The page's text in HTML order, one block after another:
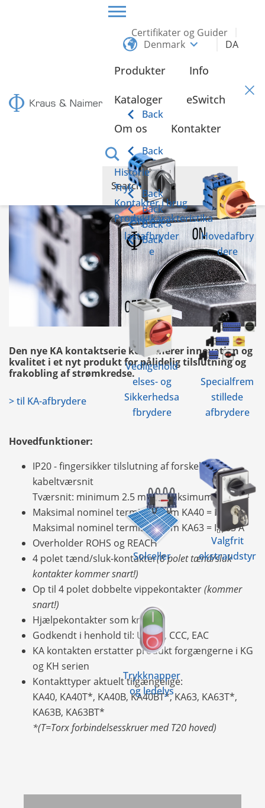
Certifikater og Guider
Denmark
DA
Produkter
Back
Styre- og
lastafbryder
e
Hovedafbry
dere
Vedligehold
elses- og
Sikkerhedsa
fbrydere
Specialfrem
stillede
afbrydere
Solceller
Valgfrit
ekstraudstyr
Trykknapper
og ledelys
Info
Kataloger eSwitch
Om os
Back
Historie
Back
Tryk
Back
Kontakter i brug
Back
Produktkarakteristika
Back
Kontakter
KA kontakten kombinerer fordelene og
Den nye KA kontaktserie kombinerer innovation og
kvalitet i et nyt produkt for pålidelig tilslutning og
frakobling af strømkredse.
> til KA-afbrydere
Hovedfunktioner:
IP20 - fingersikker tilslutning af forskellige
kabeltværsnit
Tværsnit: minimum 2.5 mm², maksimum 25 mm²
Maksimal nominel termisk strøm KA40 = Ith
40 A
Maksimal nominel termisk strøm KA63 = Ith63 A
Overholder ROHS og REACH
4 polet tænd/sluk-kontakter(8 polet tænd/sluk
kontakter kommer snart!)
Op til 4 polet dobbelte vippekontakter(kommer
snart!)
Hjælpekontakter som krævet
Godkendt i henhold til: UL, CE, CCC, EAC
KA kontakten erstatter produkt forgængerne i KG
og KH serien
Kontakttyper aktuelt tilgængelige:
KA40, KA40T*, KA40B, KA40BT*, KA63, KA63T*,
KA63B, KA63BT*
*(T=Torx forbindelsesskruer med T20 hoved)